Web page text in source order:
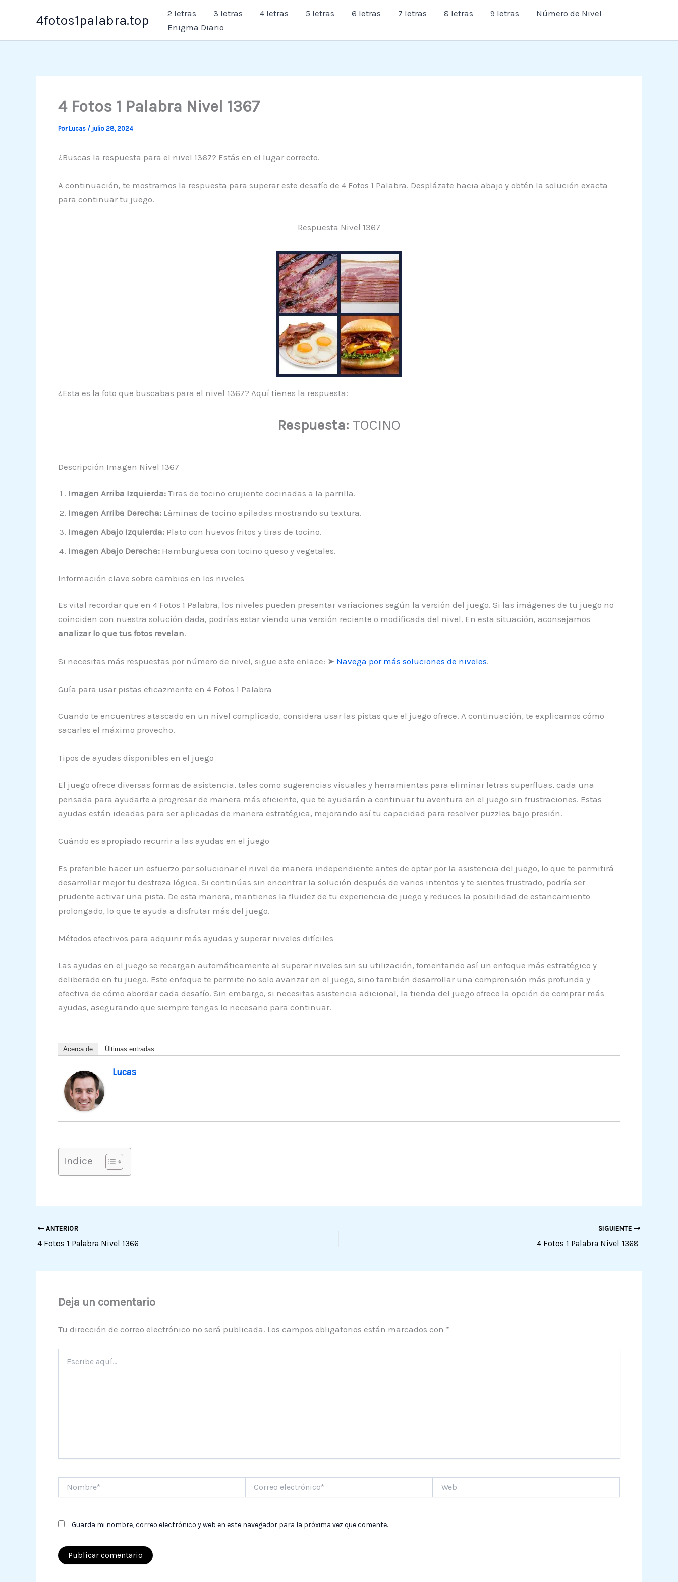
4fotos1palabra.top 2 letras 3 letras 4 letras 5 letras 6 letras 7 letras 8 letras 9 letras
Número de Nivel
Enigma Diario
4 Fotos 1 Palabra Nivel 1367
PorLucas / julio 28, 2024
¿Buscas la respuesta para el nivel 1367? Estás en el lugar correcto.
A continuación, te mostramos la respuesta para superar este desafío de 4 Fotos 1 Palabra. Desplázate hacia abajo y obtén la solución exacta
para continuar tu juego.
Respuesta Nivel 1367
¿Esta es la foto que buscabas para el nivel 1367? Aquí tienes la respuesta:
Respuesta: TOCINO
Descripción Imagen Nivel 1367
Imagen Arriba Izquierda:Tiras de tocino crujiente cocinadas a la parrilla.
Imagen Arriba Derecha:Láminas de tocino apiladas mostrando su textura.
Imagen Abajo Izquierda:Plato con huevos fritos y tiras de tocino.
Imagen Abajo Derecha:Hamburguesa con tocino queso y vegetales.
Información clave sobre cambios en los niveles
Es vital recordar que en 4 Fotos 1 Palabra, los niveles pueden presentar variaciones según la versión del juego. Si las imágenes de tu juego no
coinciden con nuestra solución dada, podrías estar viendo una versión reciente o modificada del nivel. En esta situación, aconsejamos
analizar lo que tus fotos revelan.
Si necesitas más respuestas por número de nivel, sigue este enlace: ➤ Navega por más soluciones de niveles.
Guía para usar pistas eficazmente en 4 Fotos 1 Palabra
Cuando te encuentres atascado en un nivel complicado, considera usar las pistas que el juego ofrece. A continuación, te explicamos cómo
sacarles el máximo provecho.
Tipos de ayudas disponibles en el juego
El juego ofrece diversas formas de asistencia, tales como sugerencias visuales y herramientas para eliminar letras superfluas, cada una
pensada para ayudarte a progresar de manera más eficiente, que te ayudarán a continuar tu aventura en el juego sin frustraciones. Estas
ayudas están ideadas para ser aplicadas de manera estratégica, mejorando así tu capacidad para resolver puzzles bajo presión.
Cuándo es apropiado recurrir a las ayudas en el juego
Es preferible hacer un esfuerzo por solucionar el nivel de manera independiente antes de optar por la asistencia del juego, lo que te permitirá
desarrollar mejor tu destreza lógica. Si continúas sin encontrar la solución después de varios intentos y te sientes frustrado, podría ser
prudente activar una pista. De esta manera, mantienes la fluidez de tu experiencia de juego y reduces la posibilidad de estancamiento
prolongado, lo que te ayuda a disfrutar más del juego.
Métodos efectivos para adquirir más ayudas y superar niveles difíciles
Las ayudas en el juego se recargan automáticamente al superar niveles sin su utilización, fomentando así un enfoque más estratégico y
deliberado en tu juego. Este enfoque te permite no solo avanzar en el juego, sino también desarrollar una comprensión más profunda y
efectiva de cómo abordar cada desafío. Sin embargo, si necesitas asistencia adicional, la tienda del juego ofrece la opción de comprar más
ayudas, asegurando que siempre tengas lo necesario para continuar.
Acerca de Últimas entradas
Lucas
Indice
ANTERIOR
4 Fotos 1 Palabra Nivel 1366
SIGUIENTE
4 Fotos 1 Palabra Nivel 1368
Deja un comentario
Tu dirección de correo electrónico no será publicada. Los campos obligatorios están marcados con *
aquí...
electrónico*
Guarda mi nombre, correo electrónico y web en este navegador para la próxima vez que comente.